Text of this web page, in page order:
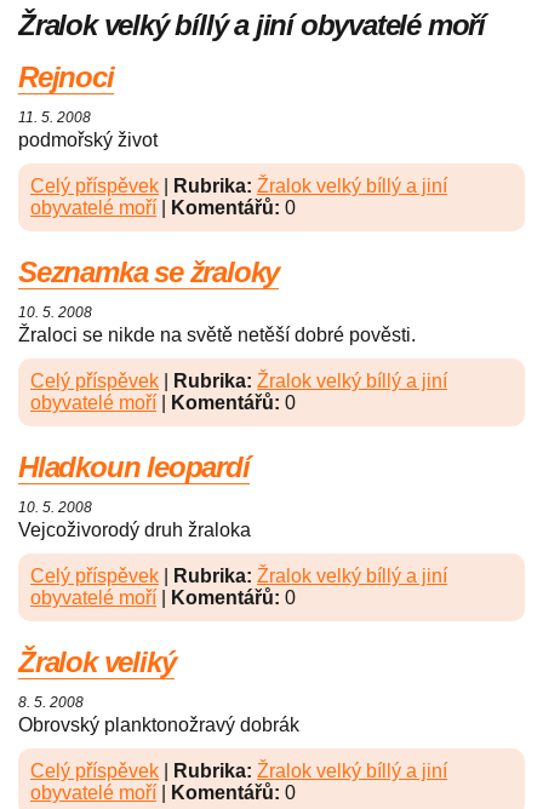
Žralok velký bíllý a jiní obyvatelé moří
Rejnoci
11. 5. 2008
podmořský život
Celý příspěvek Rubrika: Žralok velký bíllý a jiní
obyvatelé moří
Komentářů: 0
Seznamka se žraloky
10. 5. 2008
Žraloci se nikde na světě netěší dobré pověsti.
Celý příspěvek Rubrika: Žralok velký bíllý a jiní
obyvatelé moří
Komentářů: 0
Hladkoun leopardí
10. 5. 2008
Vejcoživorodý druh žraloka
Celý příspěvek Rubrika: Žralok velký bíllý a jiní
obyvatelé moří
Komentářů: 0
Žralok veliký
8. 5. 2008
Obrovský planktonožravý dobrák
Celý příspěvek Rubrika: Žralok velký bíllý a jiní
obyvatelé moří
Komentářů: 0